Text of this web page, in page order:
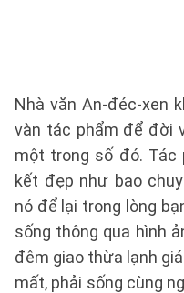
Nhà văn An-đéc-xen
vàn tác phẩm để đời
một trong số đó. Tác
kết đẹp như bao
nó để lại trong lòng
sống thông qua hình
đêm giao thừa lạnh
mất, phải sống cùng